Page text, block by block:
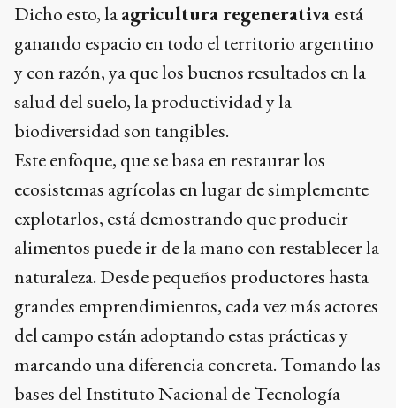
Dicho esto, laagricultura regenerativa está
ganando espacio en todo el territorio argentino
y con razón, ya que los buenos resultados en la
salud del suelo, la productividad y la
biodiversidad son tangibles.
Este enfoque, que se basa en restaurar los
ecosistemas agrícolas en lugar de simplemente
explotarlos, está demostrando que producir
alimentos puede ir de la mano con restablecer la
naturaleza. Desde pequeños productores hasta
grandes emprendimientos, cada vez más actores
del campo están adoptando estas prácticas y
marcando una diferencia concreta. Tomando las
bases del Instituto Nacional de Tecnología